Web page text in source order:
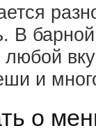
В
любой
и
о